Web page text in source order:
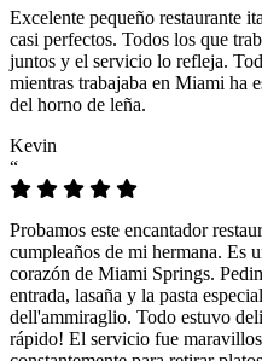
Excelente pequeño restaurante
casi perfectos. Todos los que
juntos y el servicio lo refleja.
mientras trabajaba en Miami ha
del horno de leña.
Kevin
“
Probamos este encantador
cumpleaños de mi hermana. Es
corazón de Miami Springs.
entrada, lasaña y la pasta
dell'ammiraglio. Todo estuvo
rápido! El servicio fue